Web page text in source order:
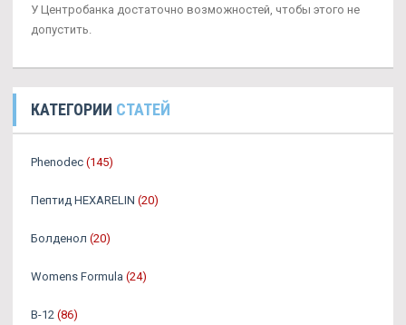
У Центробанка достаточно возможностей, чтобы этого не
допустить.
КАТЕГОРИИ СТАТЕЙ
Phenodec (145)
Пептид HEXARELIN (20)
Болденол (20)
Womens Formula (24)
B-12 (86)